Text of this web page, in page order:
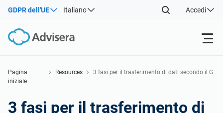
GDPR dell'UE Italiano Accedi
Pagina
iniziale
Resources
3 fasi per il trasferimento di dati secondo il G
3 fasi per il trasferimento di